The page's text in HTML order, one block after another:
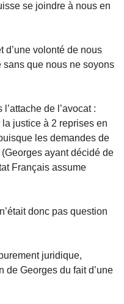
se joindre à nous en
d’une volonté de nous
sans que nous ne soyons
de l’avocat :
justice à 2 reprises en
les demandes de
ayant décidé de
Français assume
donc pas question
juridique,
de Georges du fait d’une